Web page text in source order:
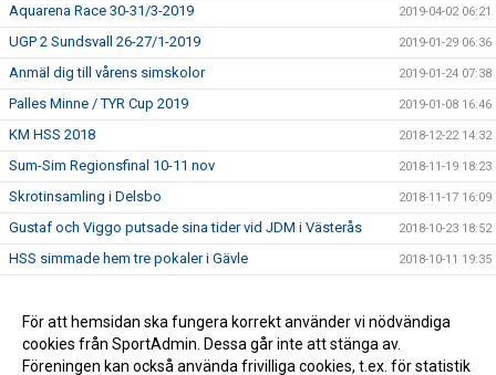
Aquarena Race 30-31/3-2019 2019-04-02 06:21
UGP 2 Sundsvall 26-27/1-2019 2019-01-29 06:36
Anmäl dig till vårens simskolor 2019-01-24 07:38
Palles Minne / TYR Cup 2019 2019-01-08 16:46
KM HSS 2018 2018-12-22 14:32
Sum-Sim Regionsfinal 10-11 nov 2018-11-19 18:23
Skrotinsamling i Delsbo 2018-11-17 16:09
Gustaf och Viggo putsade sina tider vid JDM i Västerås 2018-10-23 18:52
HSS simmade hem tre pokaler i Gävle 2018-10-11 19:35
Simskola hösten 2018 2018-07-06 12:25
Sundsvall Sim 9-10 juni 2018-07-06 12:23
För att hemsidan ska fungera korrekt använder vi nödvändiga
cookies från SportAdmin. Dessa går inte att stänga av.
Föreningen kan också använda frivilliga cookies, t.ex. för statistik